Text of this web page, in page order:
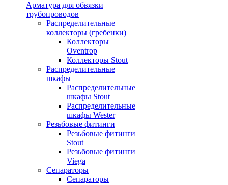
Арматура для обвязки
трубопроводов
Распределительные
коллекторы (гребенки)
Коллекторы
Oventrop
Коллекторы Stout
Распределительные
шкафы
Распределительные
шкафы Stout
Распределительные
шкафы Wester
Резьбовые фитинги
Резьбовые фитинги
Stout
Резьбовые фитинги
Viega
Сепараторы
Сепараторы